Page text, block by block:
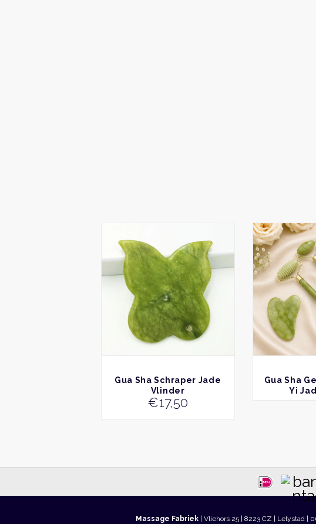
BEKIJK
Gua Sha Schraper Jade
Vlinder
€17,50
BEKIJK
Gua Sha
Yi
Massage Fabriek | Vliehors 25 | 8223 CZ | Lelystad |